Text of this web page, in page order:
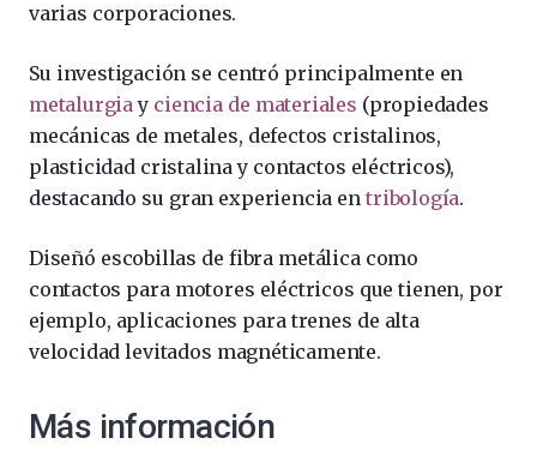
varias corporaciones.
Su investigación se centró principalmente en
metalurgiay ciencia de materiales (propiedades
mecánicas de metales, defectos cristalinos,
plasticidad cristalina y contactos eléctricos),
destacando su gran experiencia entribología.
Diseñó escobillas de fibra metálica como
contactos para motores eléctricos que tienen, por
ejemplo, aplicaciones para trenes de alta
velocidad levitados magnéticamente.
Más información